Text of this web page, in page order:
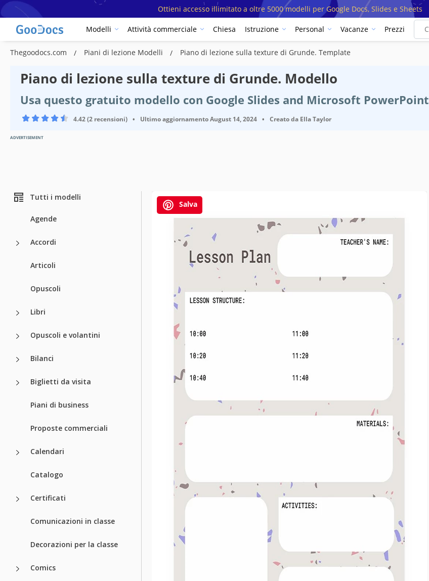
Ottieni accesso illimitato a oltre 5000 modelli per Google Docs, Slides e Sheets
Modelli Attività commerciale Chiesa Istruzione Personal Vacanze Prezzi
Thegoodocs.com Piani di lezione Modelli Piano di lezione sulla texture di Grunde. Template
Piano di lezione sulla texture di Grunde. Modello
Usa questo gratuito modello con Google Slides and Microsoft PowerPoint
4.42 (2 recensioni) • Ultimo aggiornamentoAugust 14, 2024 • Creato da Ella Taylor
ADVERTISEMENT
Tutti i modelli
Agende
Accordi
Articoli
Opuscoli
Libri
Opuscoli e volantini
Bilanci
Biglietti da visita
Piani di business
Proposte commerciali
Calendari
Catalogo
Certificati
Comunicazioni in classe
Decorazioni per la classe
Comics
Salva